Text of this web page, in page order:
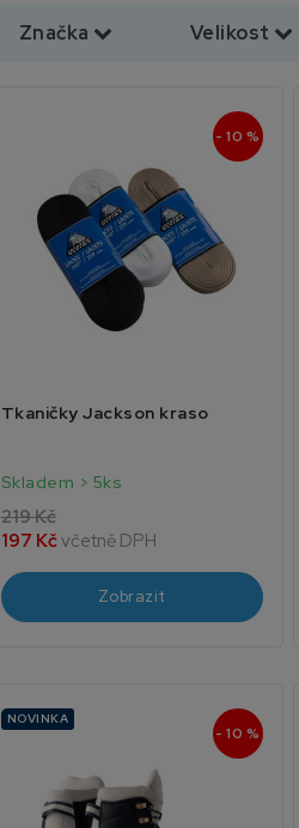
Značka Velikost
- 10 %
Tkaničky Jackson kraso
Skladem > 5ks
219 Kč
197 Kčvčetně DPH
Zobrazit
NOVINKA
- 10 %